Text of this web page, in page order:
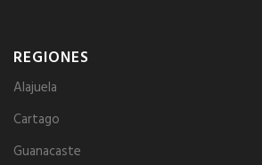
REGIONES
Alajuela
Cartago
Guanacaste